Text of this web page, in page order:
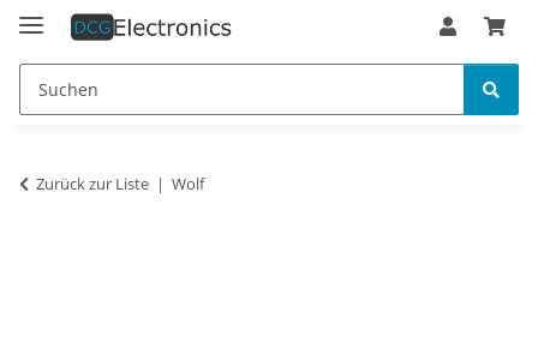
Zurück zur Liste Wolf